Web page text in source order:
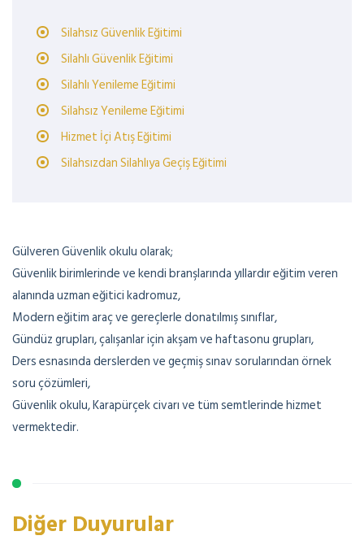
Silahsız Güvenlik Eğitimi
Silahlı Güvenlik Eğitimi
Silahlı Yenileme Eğitimi
Silahsız Yenileme Eğitimi
Hizmet İçi Atış Eğitimi
Silahsızdan Silahlıya Geçiş Eğitimi
Gülveren Güvenlik okulu olarak;
Güvenlik birimlerinde ve kendi branşlarında yıllardır eğitim veren
alanında uzman eğitici kadromuz,
Modern eğitim araç ve gereçlerle donatılmış sınıflar,
Gündüz grupları, çalışanlar için akşam ve haftasonu grupları,
Ders esnasında derslerden ve geçmiş sınav sorularından örnek
soru çözümleri,
Güvenlik okulu, Karapürçek civarı ve tüm semtlerinde hizmet
vermektedir.
Diğer Duyurular